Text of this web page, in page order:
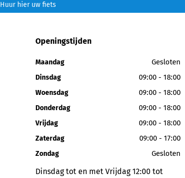
Huur hier uw fiets
Openingstijden
Maandag Gesloten
Dinsdag 09:00 - 18:00
Woensdag 09:00 - 18:00
Donderdag 09:00 - 18:00
Vrijdag 09:00 - 18:00
Zaterdag 09:00 - 17:00
Zondag Gesloten
Dinsdag tot en met Vrijdag 12:00 tot